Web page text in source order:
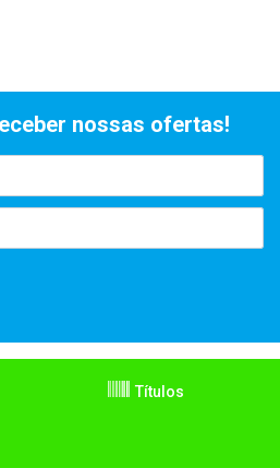
nossas ofertas!
Títulos